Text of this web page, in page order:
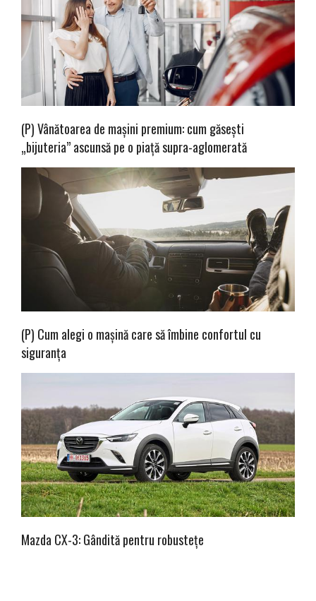
(P) Vânătoarea de mașini premium: cum găsești
„bijuteria” ascunsă pe o piață supra-aglomerată
(P) Cum alegi o mașină care să îmbine confortul cu
siguranța
Mazda CX-3: Gândită pentru robustețe